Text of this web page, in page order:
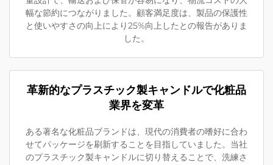
幅な節約につながりました。顧客満足度は、製品の保護性
と使いやすさの向上により25%向上したとの報告がありま
した。
革新的なプラスチック製キャンドルで化粧品
業界を変革
ある著名な化粧品ブランドは、現代の消費者の嗜好に合わ
せてパッケージを刷新することを目指していました。当社
のプラスチック製キャンドルに切り替えることで、洗練さ